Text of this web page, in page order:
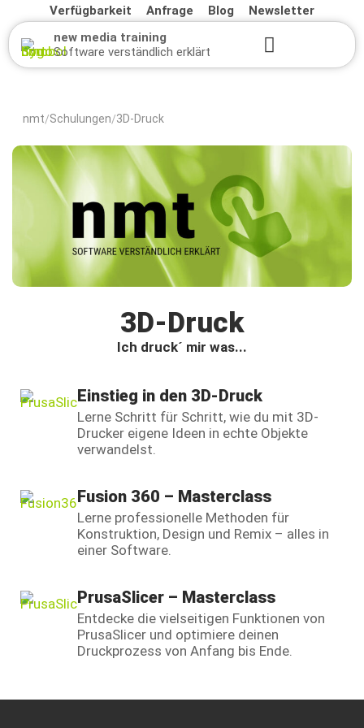
Verfügbarkeit Anfrage Blog
Newsletter
new media training
Software verständlich erklärt
nmt/Schulungen/3D-Druck
3D-Druck
Ich druck´ mir was...
Lerne Schritt für Schritt, wie du mit 3D-
Drucker eigene Ideen in echte Objekte
verwandelst.
Einstieg in den 3D-Druck
Lerne professionelle Methoden für
Konstruktion, Design und Remix – alles in
einer Software.
Fusion 360 – Masterclass
Entdecke die vielseitigen Funktionen von
PrusaSlicer und optimiere deinen
Druckprozess von Anfang bis Ende.
PrusaSlicer – Masterclass